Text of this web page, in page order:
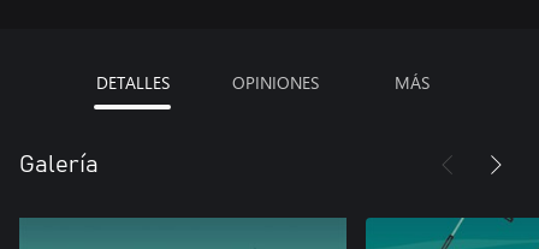
DETALLES OPINIONES MÁS
Galería